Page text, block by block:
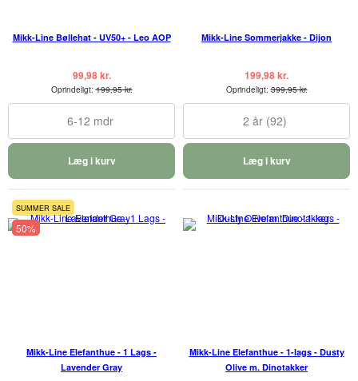
Mikk-Line Bøllehat - UV50+ - Leo AOP
99,98 kr.
Oprindeligt:199,95 kr.
6-12 mdr
Læg i kurv
Mikk-Line Sommerjakke - Dijon
199,98 kr.
Oprindeligt:399,95 kr.
2 år (92)
Læg i kurv
SUMMER SALE
50%
Mikk-Line Elefanthue - 1 Lags -
Lavender Gray
Mikk-Line Elefanthue - 1-lags - Dusty
Olive m. Dinotakker